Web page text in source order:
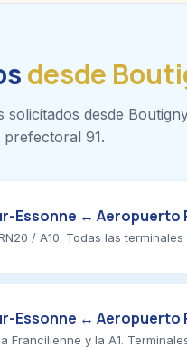
desde
solicitados desde
91.
Essonne ↔ Aeropuerto
/ A10. Todas las
Essonne ↔ Aeropuerto
Francilienne y la A1.